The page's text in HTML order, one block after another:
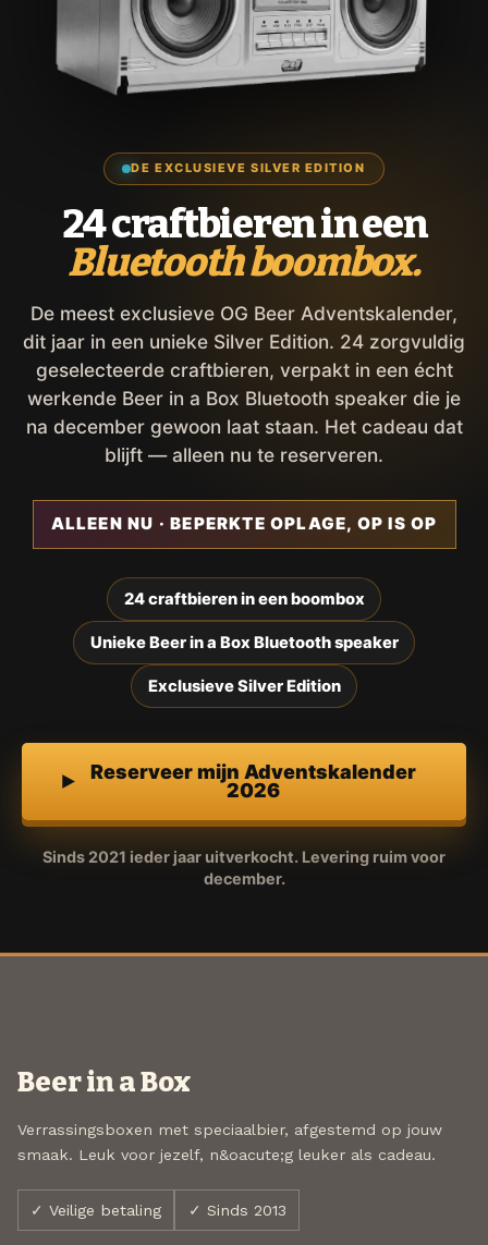
DE EXCLUSIEVE SILVER EDITION
24 craftbieren in een
Bluetooth boombox.
De meest exclusieve OG Beer Adventskalender,
dit jaar in een unieke Silver Edition. 24 zorgvuldig
geselecteerde craftbieren, verpakt in een écht
werkende Beer in a Box Bluetooth speaker die je
na december gewoon laat staan. Het cadeau dat
blijft — alleen nu te reserveren.
ALLEEN NU · BEPERKTE OPLAGE, OP IS OP
24 craftbieren in een boombox
Unieke Beer in a Box Bluetooth speaker
Exclusieve Silver Edition
Reserveer mijn Adventskalender
2026
Sinds 2021 ieder jaar uitverkocht. Levering ruim voor
december.
Beer in a Box
Verrassingsboxen met speciaalbier, afgestemd op jouw
smaak. Leuk voor jezelf, n&oacute;g leuker als cadeau.
✓ Veilige betaling ✓ Sinds 2013